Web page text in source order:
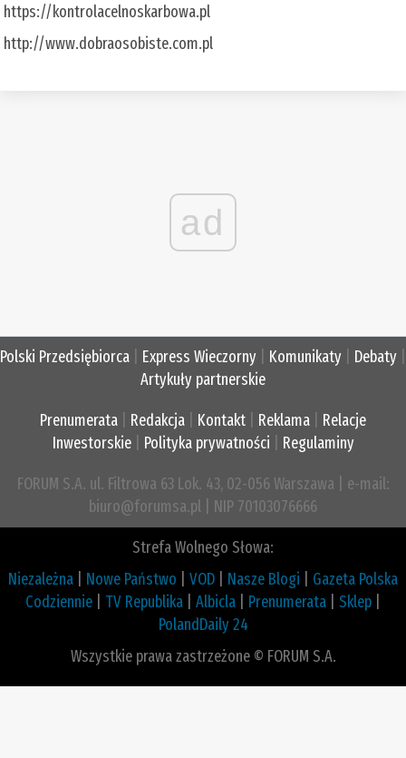
https://kontrolacelnoskarbowa.pl
http://www.dobraosobiste.com.pl
ad
Polski Przedsiębiorca Express Wieczorny Komunikaty Debaty
Artykuły partnerskie
Prenumerata Redakcja Kontakt Reklama
Relacje
Inwestorskie| Polityka prywatności Regulaminy
FORUM S.A. ul. Filtrowa 63 Lok. 43, 02-056 Warszawa | e-mail:
biuro@forumsa.pl | NIP 70103076666
Strefa Wolnego Słowa:
Niezależna
Nowe Państwo VOD Nasze Blogi
Gazeta Polska
Codziennie
TV Republika Albicla Prenumerata Sklep
PolandDaily 24
Wszystkie prawa zastrzeżone © FORUM S.A.